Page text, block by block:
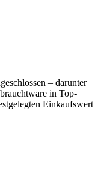
– darunter
in Top-
Einkaufswert